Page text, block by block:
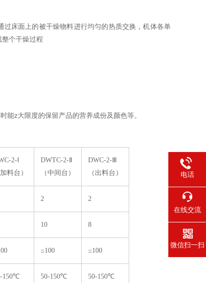
床面上的被干燥物料进行均匀的热质交换，机体各单
个干燥过程
能z大限度的保留产品的营养成份及颜色等。
2-Ⅰ
加料台）
DWTC-2-Ⅱ
（中间台）
DWC-2-Ⅲ
（出料台）
2 2
10 8
≤100 ≤100
150℃ 50-150℃ 50-150℃
电话
在线交流
微信扫一扫